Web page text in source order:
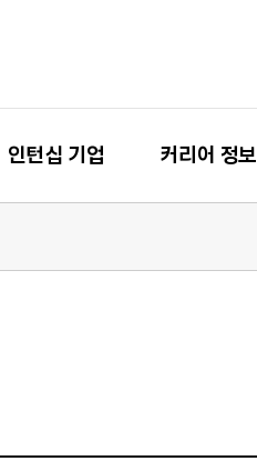
인턴십 기업 커리어 정보